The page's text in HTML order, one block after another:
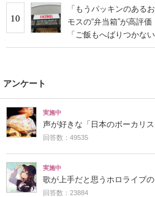
10
「もうパッキンのある
モスの“弁当箱”が高評
「ご飯もへばりつかない
アンケート
実施中
声が好きな「日本のボーカリス
回答数：49535
実施中
歌が上手だと思うホロライブ
回答数：23884